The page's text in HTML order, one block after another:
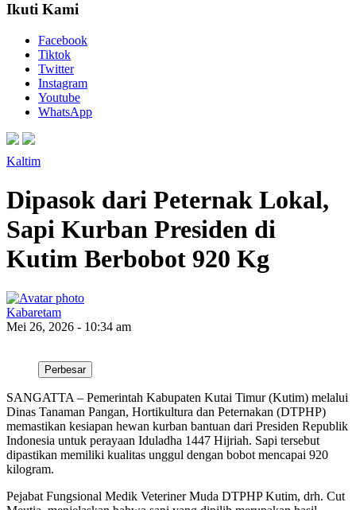
Ikuti Kami
Facebook
Tiktok
Twitter
Instagram
Youtube
WhatsApp
Kaltim
Dipasok dari Peternak Lokal,
Sapi Kurban Presiden di
Kutim Berbobot 920 Kg
Kabaretam
Mei 26, 2026 - 10:34 am
Perbesar
​SANGATTA – Pemerintah Kabupaten Kutai Timur (Kutim) melalui
Dinas Tanaman Pangan, Hortikultura dan Peternakan (DTPHP)
memastikan kesiapan hewan kurban bantuan dari Presiden Republik
Indonesia untuk perayaan Iduladha 1447 Hijriah. Sapi tersebut
dipastikan memiliki kualitas unggul dengan bobot mencapai 920
kilogram.
​Pejabat Fungsional Medik Veteriner Muda DTPHP Kutim, drh. Cut